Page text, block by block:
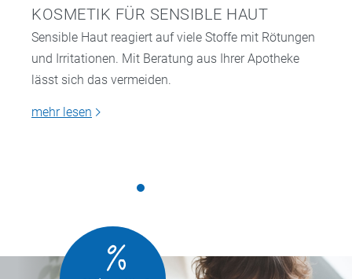
KOSMETIK FÜR SENSIBLE HAUT
Sensible Haut reagiert auf viele Stoffe mit Rötungen
und Irritationen. Mit Beratung aus Ihrer Apotheke
lässt sich das vermeiden.
mehr lesen